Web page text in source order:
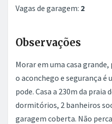
Vagas de garagem: 2
Observações
Morar em uma casa
o aconchego e segurança é
pode. Casa a 230m da praia
dormitórios, 2 banheiros
garagem coberta. Não